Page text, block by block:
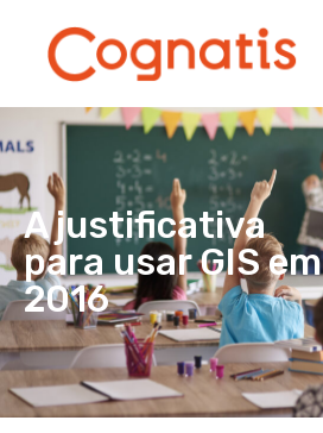
A justificativa
para usar GIS em
2016